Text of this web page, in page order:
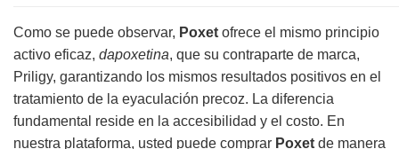
Como se puede observar, Poxet ofrece el mismo principio
activo eficaz, dapoxetina, que su contraparte de marca,
Priligy, garantizando los mismos resultados positivos en el
tratamiento de la eyaculación precoz. La diferencia
fundamental reside en la accesibilidad y el costo. En
nuestra plataforma, usted puede comprar Poxet de manera